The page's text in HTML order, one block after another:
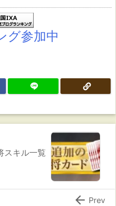
グ参加中
スキル一覧
 Prev